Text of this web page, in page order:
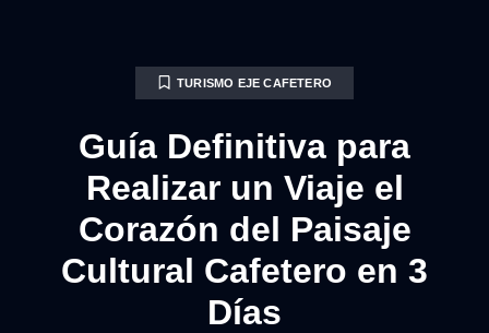
TURISMO EJE CAFETERO
Guía Definitiva para
Realizar un Viaje el
Corazón del Paisaje
Cultural Cafetero en 3
Días